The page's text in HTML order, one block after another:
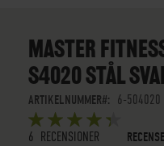
BEGINNING
IMAGES
GALLERY
MASTER
S4020 STÅL
ARTIKELNUMMER
6-504020
BETYG:
5OUT OF5
STARS
6 RECENSIONER